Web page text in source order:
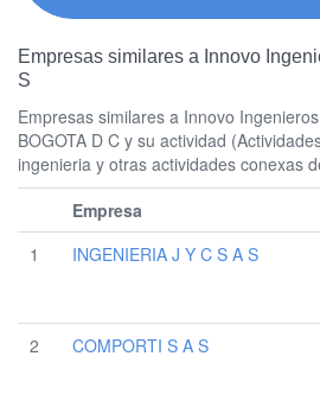
Empresas similares a Innovo
S
Empresas similares a Innovo
BOGOTA D C y su actividad
ingenieria y otras actividades conexas
Empresa
1
INGENIERIA J Y C S A S
2
COMPORTI S A S